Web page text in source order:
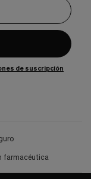
de suscripción
farmacéutica